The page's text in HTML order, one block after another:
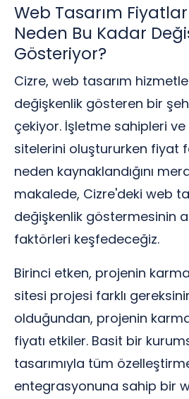
Web Tasarım
Neden Bu Kadar
Gösteriyor?
Cizre, web tasarım
değişkenlik gösteren bir
çekiyor. İşletme sahipleri
sitelerini oluştururken fiyat
neden kaynaklandığını
makalede, Cizre'deki web
değişkenlik göstermesinin
faktörleri keşfedeceğiz.
Birinci etken, projenin
sitesi projesi farklı
olduğundan, projenin
fiyatı etkiler. Basit bir
tasarımıyla tüm
entegrasyonuna sahip bir